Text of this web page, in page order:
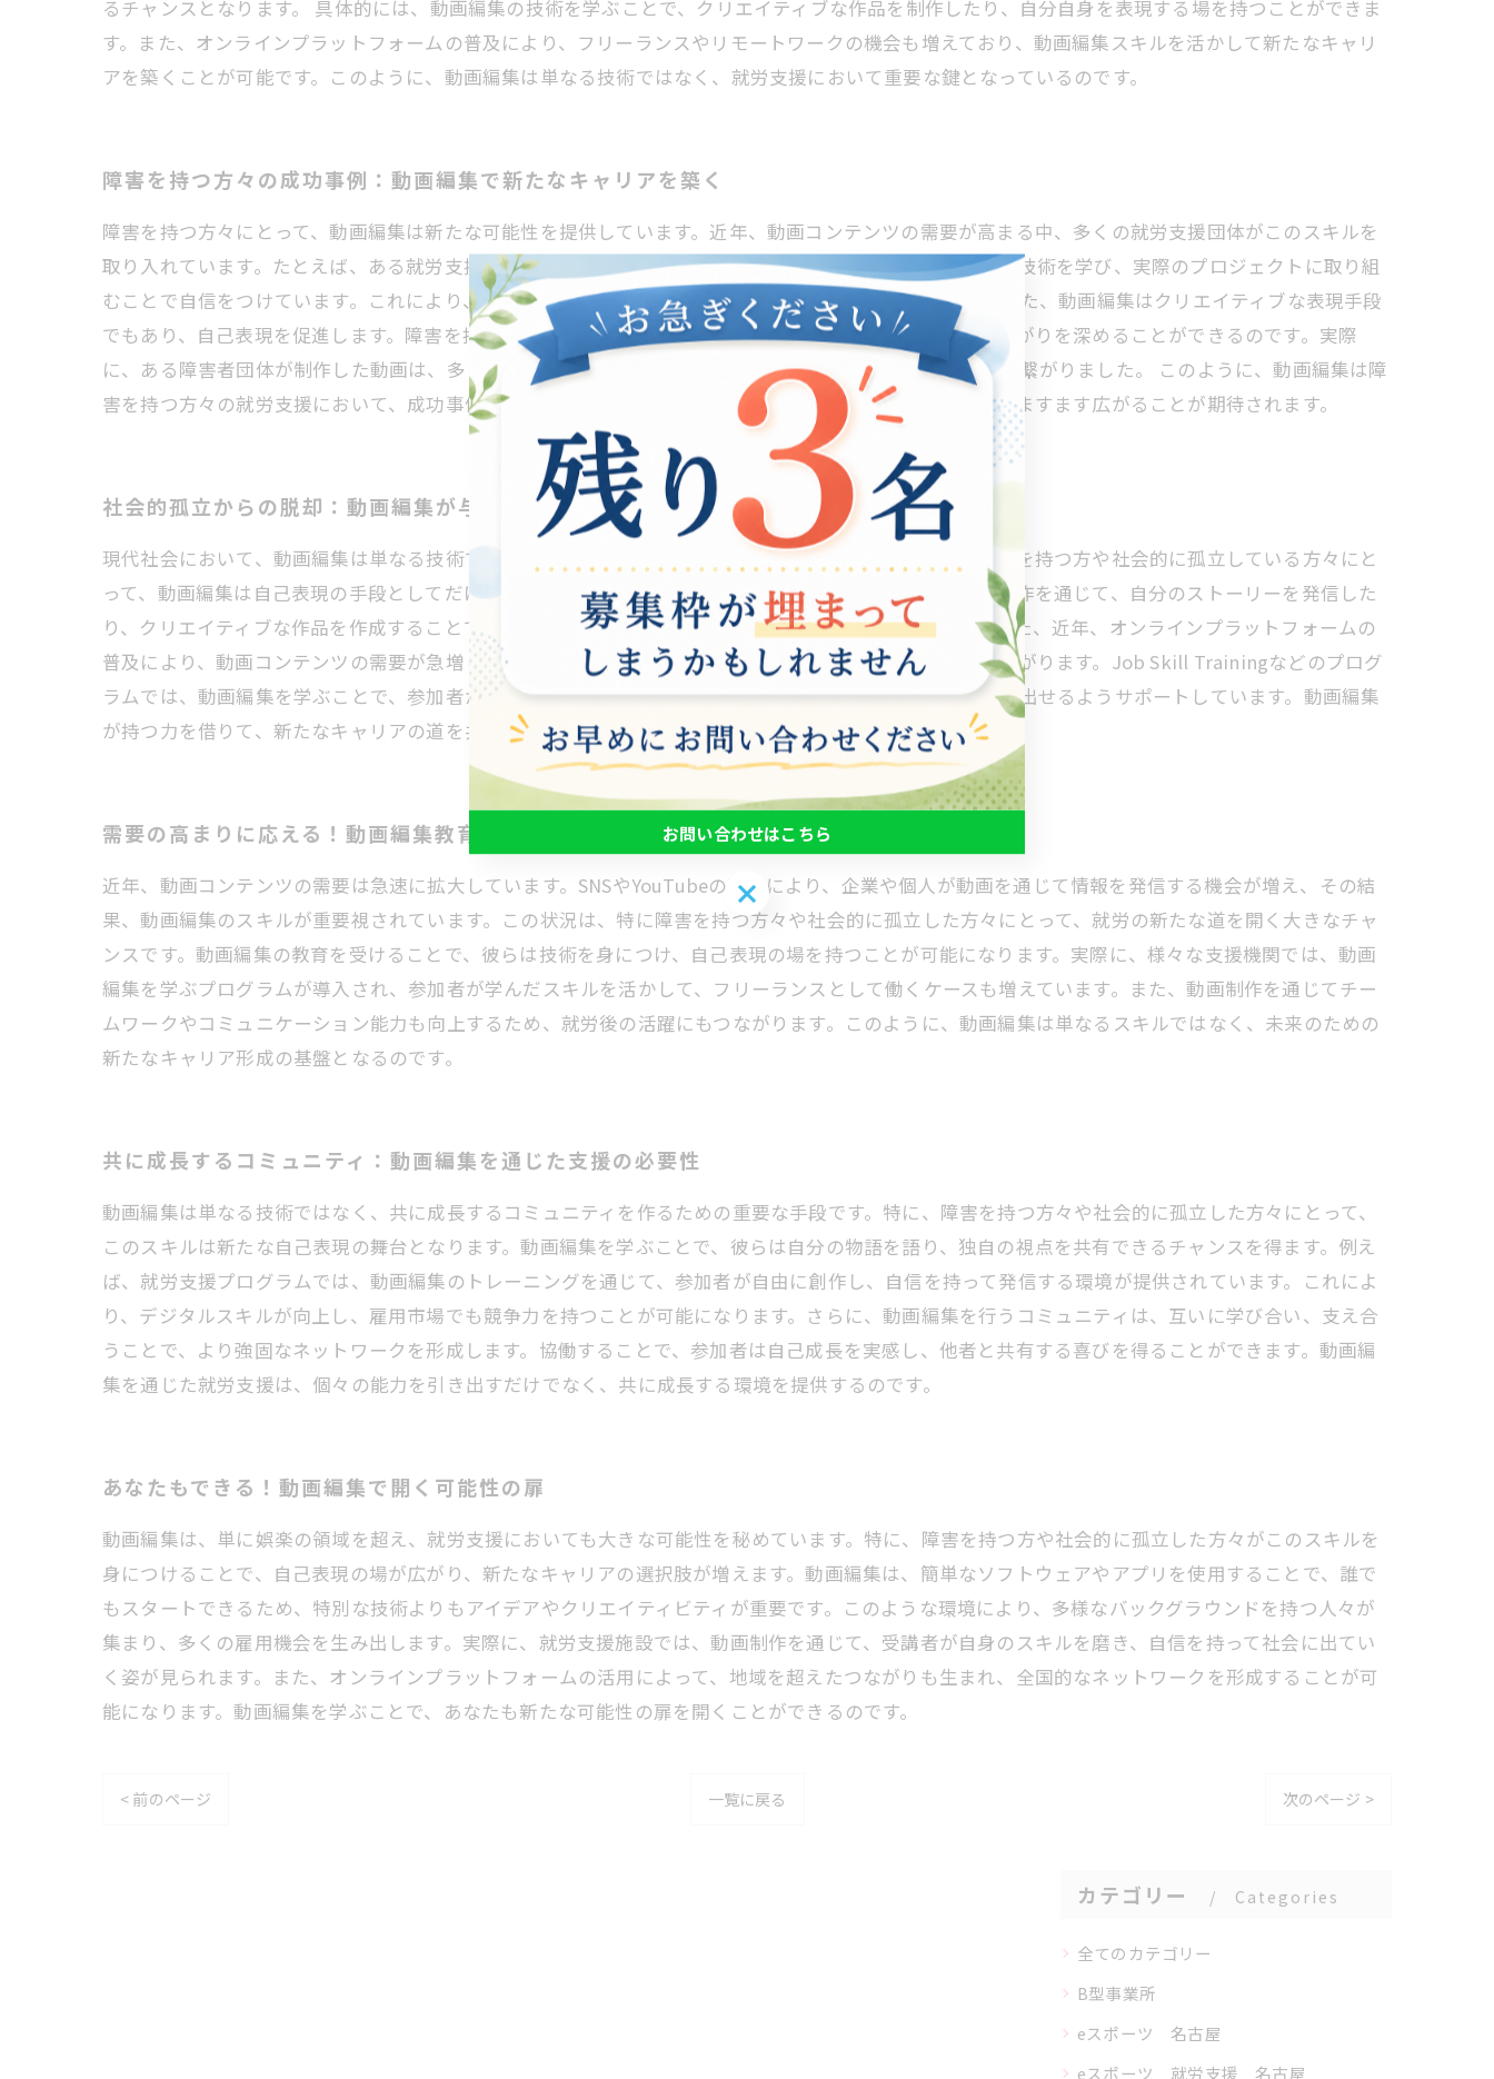
るチャンスとなります。 具体的には、動画編集の技術を学ぶことで、クリエイティブな作品を制作したり、自分自身を表現する場を持つことができま
す。また、オンラインプラットフォームの普及により、フリーランスやリモートワークの機会も増えており、動画編集スキルを活かして新たなキャリ
アを築くことが可能です。このように、動画編集は単なる技術ではなく、就労支援において重要な鍵となっているのです。
障害を持つ方々の成功事例：動画編集で新たなキャリアを築く
障害を持つ方々にとって、動画編集は新たな可能性を提供しています。近年、動画コンテンツの需要が高まる中、多くの就労支援団体がこのスキルを
取り入れています。たとえば、ある就労支援プログラムでは、参加者が基本的な編集ソフトの使い方や撮影技術を学び、実際のプロジェクトに取り組
むことで自信をつけています。これにより、技術を学んだ参加者が企業へ就職する例も増えてきました。 また、動画編集はクリエイティブな表現手段
でもあり、自己表現を促進します。障害を持つ方々が自身の経験や視点を動画にすることで、社会とのつながりを深めることができるのです。実際
に、ある障害者団体が制作した動画は、多くの人々に感動を与え、支援者や企業からの注目を集める結果に繋がりました。 このように、動画編集は障
害を持つ方々の就労支援において、成功事例が増えつつあります。未来に向けて、これらのプロジェクトがますます広がることが期待されます。
社会的孤立からの脱却：動画編集が与える力
現代社会において、動画編集は単なる技術ではなく、就労支援の重要なツールとなっています。特に、障害を持つ方や社会的に孤立している方々にと
って、動画編集は自己表現の手段としてだけでなく、経済的自立を促進する可能性を秘めています。動画制作を通じて、自分のストーリーを発信した
り、クリエイティブな作品を作成することで、自己肯定感が高まり、社会とのつながりが強化されます。また、近年、オンラインプラットフォームの
普及により、動画コンテンツの需要が急増しているため、動画編集のスキルを持つことで、就職の機会も広がります。Job Skill Trainingなどのプログ
ラムでは、動画編集を学ぶことで、参加者が具体的なスキルを習得し、自立した生活に向けた第一歩を踏み出せるようサポートしています。動画編集
が持つ力を借りて、新たなキャリアの道を共に切り拓いていきましょう。
需要の高まりに応える！動画編集教育の重要性
近年、動画コンテンツの需要は急速に拡大しています。SNSやYouTubeの普及により、企業や個人が動画を通じて情報を発信する機会が増え、その結
果、動画編集のスキルが重要視されています。この状況は、特に障害を持つ方々や社会的に孤立した方々にとって、就労の新たな道を開く大きなチャ
ンスです。動画編集の教育を受けることで、彼らは技術を身につけ、自己表現の場を持つことが可能になります。実際に、様々な支援機関では、動画
編集を学ぶプログラムが導入され、参加者が学んだスキルを活かして、フリーランスとして働くケースも増えています。また、動画制作を通じてチー
ムワークやコミュニケーション能力も向上するため、就労後の活躍にもつながります。このように、動画編集は単なるスキルではなく、未来のための
新たなキャリア形成の基盤となるのです。
共に成長するコミュニティ：動画編集を通じた支援の必要性
動画編集は単なる技術ではなく、共に成長するコミュニティを作るための重要な手段です。特に、障害を持つ方々や社会的に孤立した方々にとって、
このスキルは新たな自己表現の舞台となります。動画編集を学ぶことで、彼らは自分の物語を語り、独自の視点を共有できるチャンスを得ます。例え
ば、就労支援プログラムでは、動画編集のトレーニングを通じて、参加者が自由に創作し、自信を持って発信する環境が提供されています。これによ
り、デジタルスキルが向上し、雇用市場でも競争力を持つことが可能になります。さらに、動画編集を行うコミュニティは、互いに学び合い、支え合
うことで、より強固なネットワークを形成します。協働することで、参加者は自己成長を実感し、他者と共有する喜びを得ることができます。動画編
集を通じた就労支援は、個々の能力を引き出すだけでなく、共に成長する環境を提供するのです。
あなたもできる！動画編集で開く可能性の扉
動画編集は、単に娯楽の領域を超え、就労支援においても大きな可能性を秘めています。特に、障害を持つ方や社会的に孤立した方々がこのスキルを
身につけることで、自己表現の場が広がり、新たなキャリアの選択肢が増えます。動画編集は、簡単なソフトウェアやアプリを使用することで、誰で
もスタートできるため、特別な技術よりもアイデアやクリエイティビティが重要です。このような環境により、多様なバックグラウンドを持つ人々が
集まり、多くの雇用機会を生み出します。実際に、就労支援施設では、動画制作を通じて、受講者が自身のスキルを磨き、自信を持って社会に出てい
く姿が見られます。また、オンラインプラットフォームの活用によって、地域を超えたつながりも生まれ、全国的なネットワークを形成することが可
能になります。動画編集を学ぶことで、あなたも新たな可能性の扉を開くことができるのです。
< 前のページ 一覧に戻る 次のページ >
カテゴリー Categories
全てのカテゴリー
B型事業所
eスポーツ 名古屋
eスポーツ 就労支援 名古屋
お問い合わせはこちら
お問い合わせはこちら